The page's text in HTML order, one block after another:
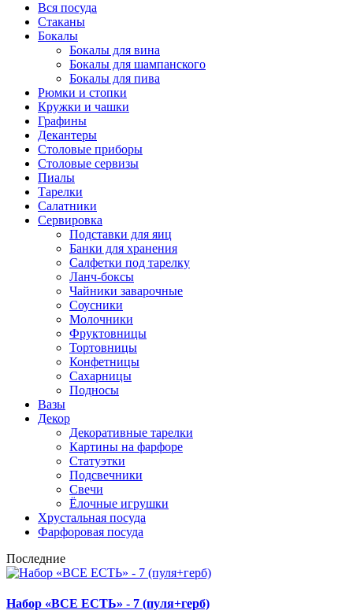
Вся посуда
Стаканы
Бокалы
Бокалы для вина
Бокалы для шампанского
Бокалы для пива
Рюмки и стопки
Кружки и чашки
Графины
Декантеры
Столовые приборы
Столовые сервизы
Пиалы
Тарелки
Салатники
Сервировка
Подставки для яиц
Банки для хранения
Салфетки под тарелку
Ланч-боксы
Чайники заварочные
Соусники
Молочники
Фруктовницы
Тортовницы
Конфетницы
Сахарницы
Подносы
Вазы
Декор
Декоративные тарелки
Картины на фарфоре
Статуэтки
Подсвечники
Свечи
Ёлочные игрушки
Хрустальная посуда
Фарфоровая посуда
Последние
Набор «ВСЕ ЕСТЬ» - 7 (пуля+герб)